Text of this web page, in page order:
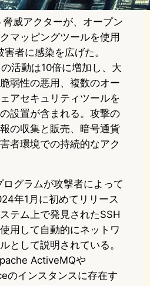
脅威アクターが、オープン
マッピングツールを使用
者に感染を広げた。
活動は10倍に増加し、大
弱性の悪用、複数のオー
アセキュリティツールを
設置が含まれる。攻撃の
の収集と販売、暗号通貨
者環境での持続的なアク
グラムが攻撃者によって
年1月に初めてリリース
テム上で発見されたSSH
用して自動的にネットワ
として説明されている。
ActiveMQや
のインスタンスに存在す